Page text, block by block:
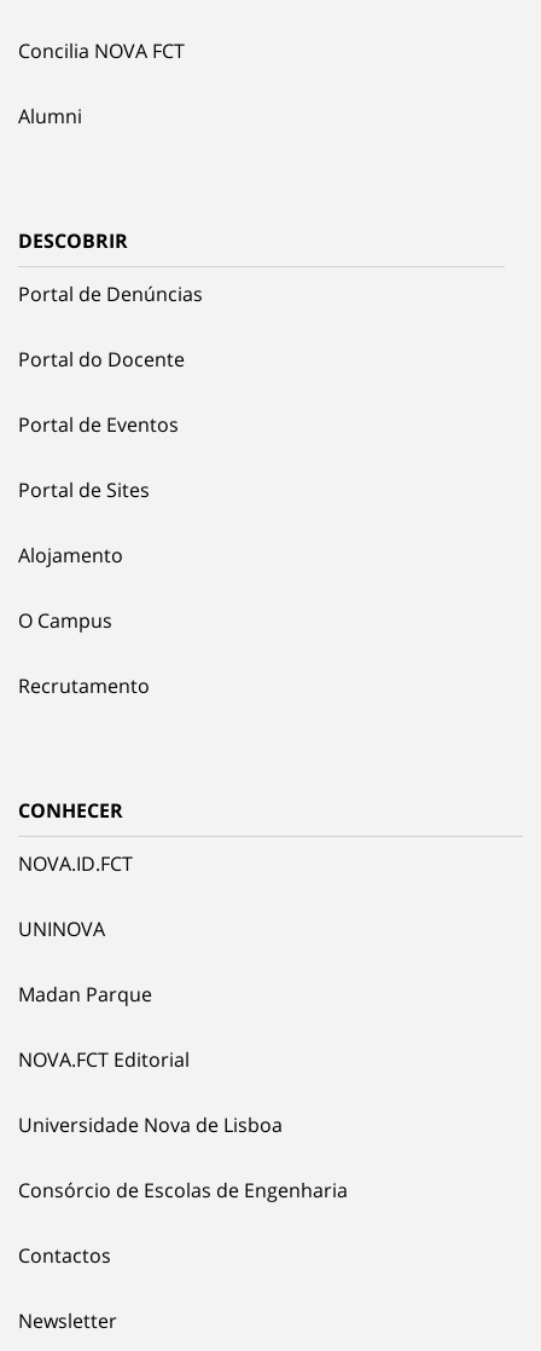
Concilia NOVA FCT
Alumni
DESCOBRIR
Portal de Denúncias
Portal do Docente
Portal de Eventos
Portal de Sites
Alojamento
O Campus
Recrutamento
CONHECER
NOVA.ID.FCT
UNINOVA
Madan Parque
NOVA.FCT Editorial
Universidade Nova de Lisboa
Consórcio de Escolas de Engenharia
Contactos
Newsletter